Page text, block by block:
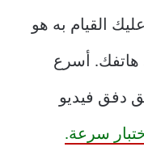
القيام به هو
هاتفك. أسرع
دفق فيديو
سرعة.